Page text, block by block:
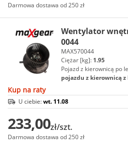
Darmowa dostawa od 250 zł
Wentylator
0044
MAX570044
Ciężar [kg]: 1.95
Pojazd z kierownicą po
pojazdu z kierownicą
Kup na raty
U ciebie:wt. 11.08
233,00zł/szt.
Darmowa dostawa od 250 zł